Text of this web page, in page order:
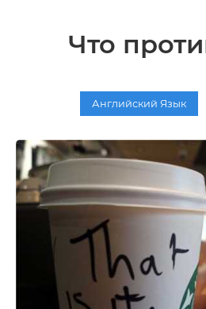
Что
Английский Язык